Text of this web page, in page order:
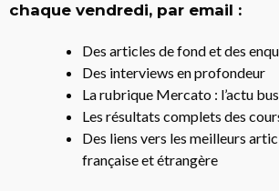
chaque vendredi, par email :
Des articles de fond et des
Des interviews en profondeur
La rubrique Mercato : l’actu
Les résultats complets des
Des liens vers les meilleurs
française et étrangère